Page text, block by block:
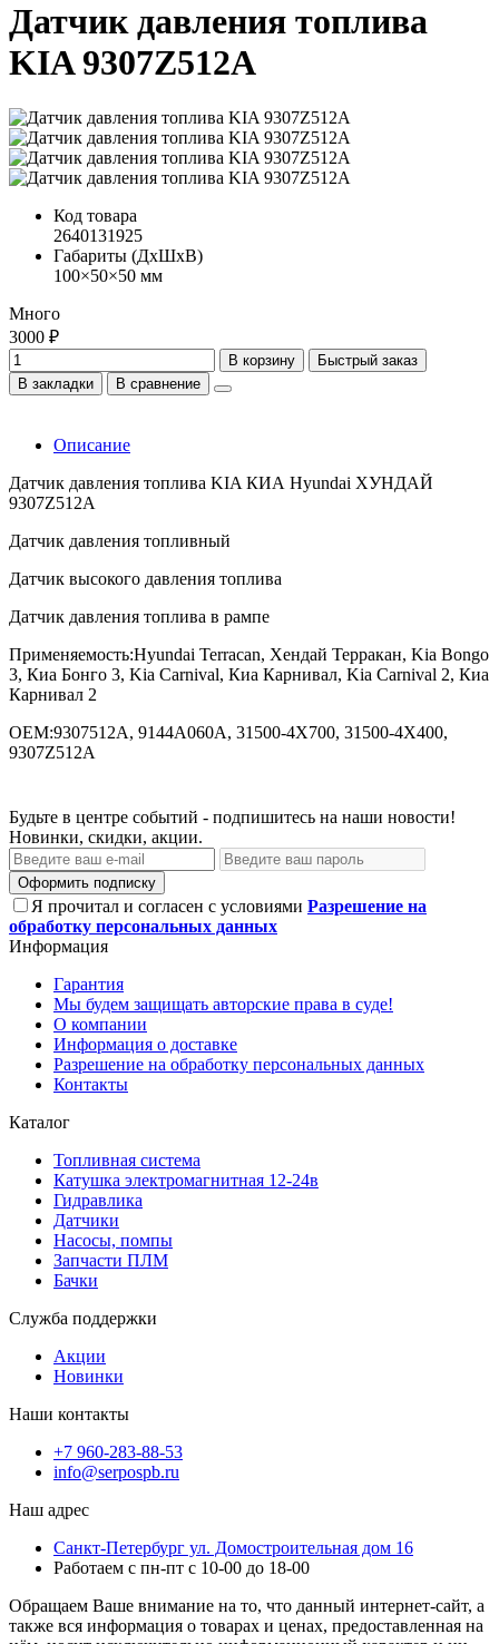
Датчик давления топлива
KIA 9307Z512A
Код товара
2640131925
Габариты (ДхШхВ)
100×50×50 мм
Много
3000 ₽
В корзину
Быстрый заказ
В закладки
В сравнение
Описание
Датчик давления топлива KIA КИА Hyundai ХУНДАЙ
9307Z512A
Датчик давления топливный
Датчик высокого давления топлива
Датчик давления топлива в рампе
Применяемость:Hyundai Terracan, Хендай Терракан, Kia Bongo
3, Киа Бонго 3, Kia Carnival, Киа Карнивал, Kia Carnival 2, Киа
Карнивал 2
OEM:9307512A, 9144A060A, 31500-4X700, 31500-4X400,
9307Z512A
Будьте в центре событий - подпишитесь на наши новости!
Новинки, скидки, акции.
Оформить подписку
Я прочитал и согласен с условиями Разрешение на
обработку персональных данных
Информация
Гарантия
Мы будем защищать авторские права в суде!
О компании
Информация о доставке
Разрешение на обработку персональных данных
Контакты
Каталог
Топливная система
Катушка электромагнитная 12-24в
Гидравлика
Датчики
Насосы, помпы
Запчасти ПЛМ
Бачки
Служба поддержки
Акции
Новинки
Наши контакты
+7 960-283-88-53
info@serpospb.ru
Наш адрес
Санкт-Петербург ул. Домостроительная дом 16
Работаем с пн-пт с 10-00 до 18-00
Обращаем Ваше внимание на то, что данный интернет-сайт, а
также вся информация о товарах и ценах, предоставленная на